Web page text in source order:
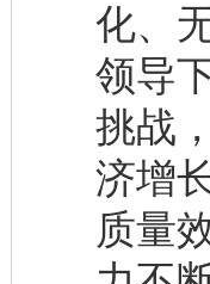
化、
领导
挑战
济增
质量